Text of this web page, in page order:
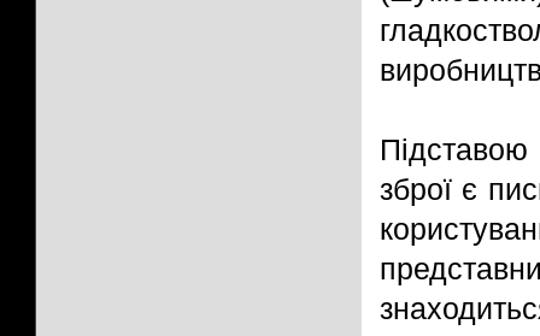
зброї є